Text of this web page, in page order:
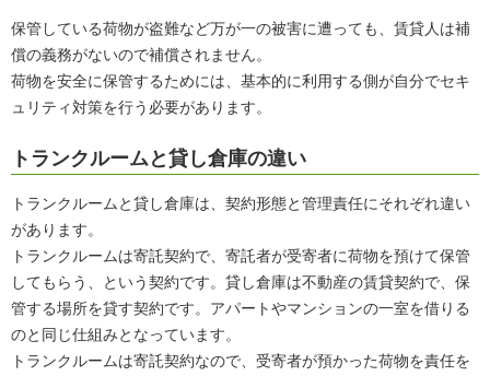
保管している荷物が盗難など万が一の被害に遭っても、賃貸人は補
償の義務がないので補償されません。
荷物を安全に保管するためには、基本的に利用する側が自分でセキ
ュリティ対策を行う必要があります。
トランクルームと貸し倉庫の違い
トランクルームと貸し倉庫は、契約形態と管理責任にそれぞれ違い
があります。
トランクルームは寄託契約で、寄託者が受寄者に荷物を預けて保管
してもらう、という契約です。貸し倉庫は不動産の賃貸契約で、保
管する場所を貸す契約です。アパートやマンションの一室を借りる
のと同じ仕組みとなっています。
トランクルームは寄託契約なので、受寄者が預かった荷物を責任を